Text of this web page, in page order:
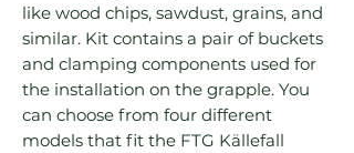
like wood chips, sawdust, grains, and
similar. Kit contains a pair of buckets
and clamping components used for
the installation on the grapple. You
can choose from four different
models that fit the FTG Källefall